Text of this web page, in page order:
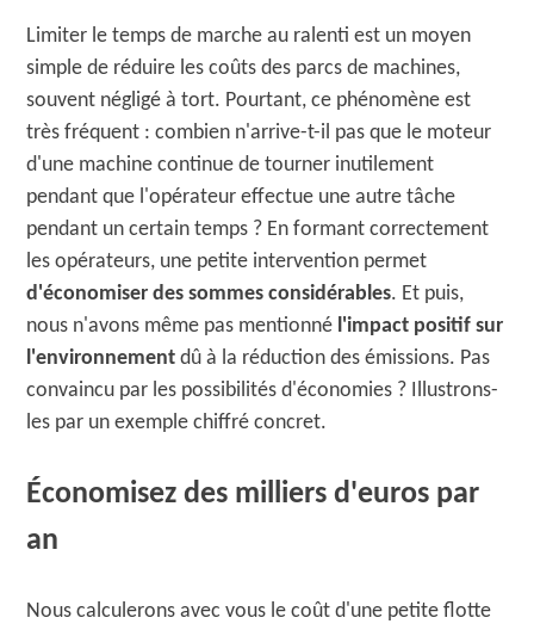
Limiter le temps de marche au ralenti est un moyen
simple de réduire les coûts des parcs de machines,
souvent négligé à tort. Pourtant, ce phénomène est
très fréquent : combien n'arrive-t-il pas que le moteur
d'une machine continue de tourner inutilement
pendant que l'opérateur effectue une autre tâche
pendant un certain temps ? En formant correctement
les opérateurs, une petite intervention permet
d'économiser des sommes considérables. Et puis,
nous n'avons même pas mentionné l'impact positif sur
l'environnement dû à la réduction des émissions. Pas
convaincu par les possibilités d'économies ? Illustrons-
les par un exemple chiffré concret.
Économisez des milliers d'euros par
an
Nous calculerons avec vous le coût d'une petite flotte